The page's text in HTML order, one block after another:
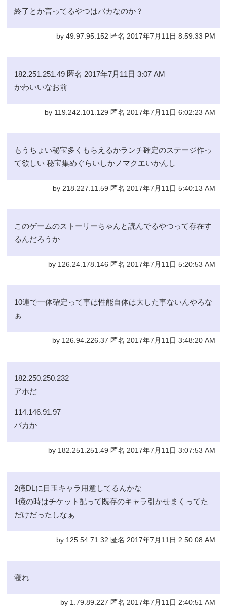
終了とか言ってるやつはバカなのか？
by 49.97.95.152 匿名 2017年7月11日 8:59:33 PM
182.251.251.49 匿名 2017年7月11日 3:07 AM
かわいいなお前
by 119.242.101.129 匿名 2017年7月11日 6:02:23 AM
もうちょい秘宝多くもらえるかランチ確定のステージ作っ
て欲しい 秘宝集めぐらいしかノマクエいかんし
by 218.227.11.59 匿名 2017年7月11日 5:40:13 AM
このゲームのストーリーちゃんと読んでるやつって存在す
るんだろうか
by 126.24.178.146 匿名 2017年7月11日 5:20:53 AM
10連で一体確定って事は性能自体は大した事ないんやろな
ぁ
by 126.94.226.37 匿名 2017年7月11日 3:48:20 AM
182.250.250.232
アホだ
114.146.91.97
バカか
by 182.251.251.49 匿名 2017年7月11日 3:07:53 AM
2億DLに目玉キャラ用意してるんかな
1億の時はチケット配って既存のキャラ引かせまくってた
だけだったしなぁ
by 125.54.71.32 匿名 2017年7月11日 2:50:08 AM
寝れ
by 1.79.89.227 匿名 2017年7月11日 2:40:51 AM